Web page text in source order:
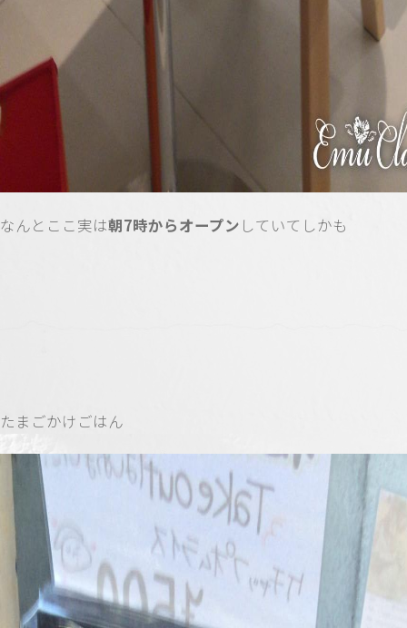
なんとここ実は朝7時からオープン していてしかも
たまごかけごはん